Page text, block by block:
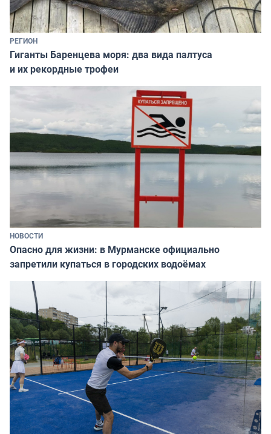
РЕГИОН
Гиганты Баренцева моря: два вида палтуса
и их рекордные трофеи
НОВОСТИ
Опасно для жизни: в Мурманске официально
запретили купаться в городских водоёмах